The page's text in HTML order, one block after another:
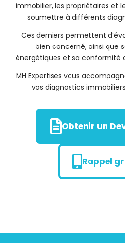
immobilier, les propriétaires et
soumettre à différents
Ces derniers permettent
bien concerné, ainsi que
énergétiques et sa conformité
MH Expertises vous
vos diagnostics
Obtenir un
Rappel